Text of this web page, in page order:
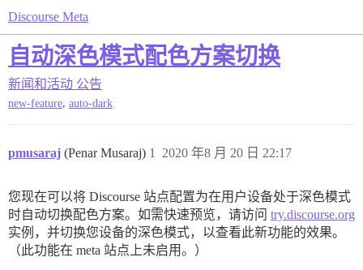
Discourse Meta
自动深色模式配色方案切换
新闻和活动 公告
new-feature, auto-dark
pmusaraj (Penar Musaraj) 2020 年8 月 20 日 22:17
1
您现在可以将 Discourse 站点配置为在用户设备处于深色模式
时自动切换配色方案。如需快速预览，请访问 try.discourse.org
实例，并切换您设备的深色模式，以查看此新功能的效果。
（此功能在 meta 站点上未启用。）